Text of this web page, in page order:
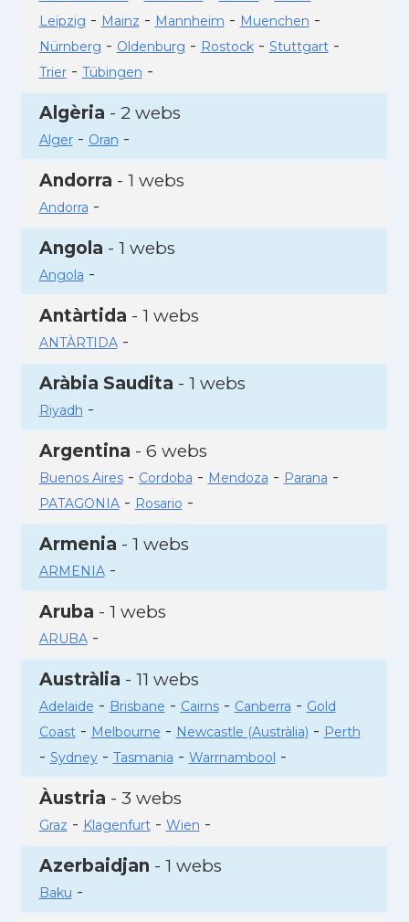
Leipzig - Mainz - Mannheim - Muenchen -
Nürnberg - Oldenburg - Rostock- Stuttgart-
Trier- Tübingen -
Algèria - 2 webs
Alger- Oran -
Andorra - 1 webs
Andorra -
Angola - 1 webs
Angola -
Antàrtida - 1 webs
ANTÀRTIDA-
Aràbia Saudita - 1 webs
Riyadh -
Argentina - 6 webs
Buenos Aires- Cordoba - Mendoza - Parana -
PATAGONIA- Rosario -
Armenia - 1 webs
ARMENIA-
Aruba - 1 webs
ARUBA-
Austràlia - 11 webs
Adelaide - Brisbane - Cairns- Canberra - Gold
Coast- Melbourne - Newcastle (Austràlia) - Perth
- Sydney- Tasmania - Warrnambool -
Àustria - 3 webs
Graz - Klagenfurt- Wien -
Azerbaidjan - 1 webs
Baku -